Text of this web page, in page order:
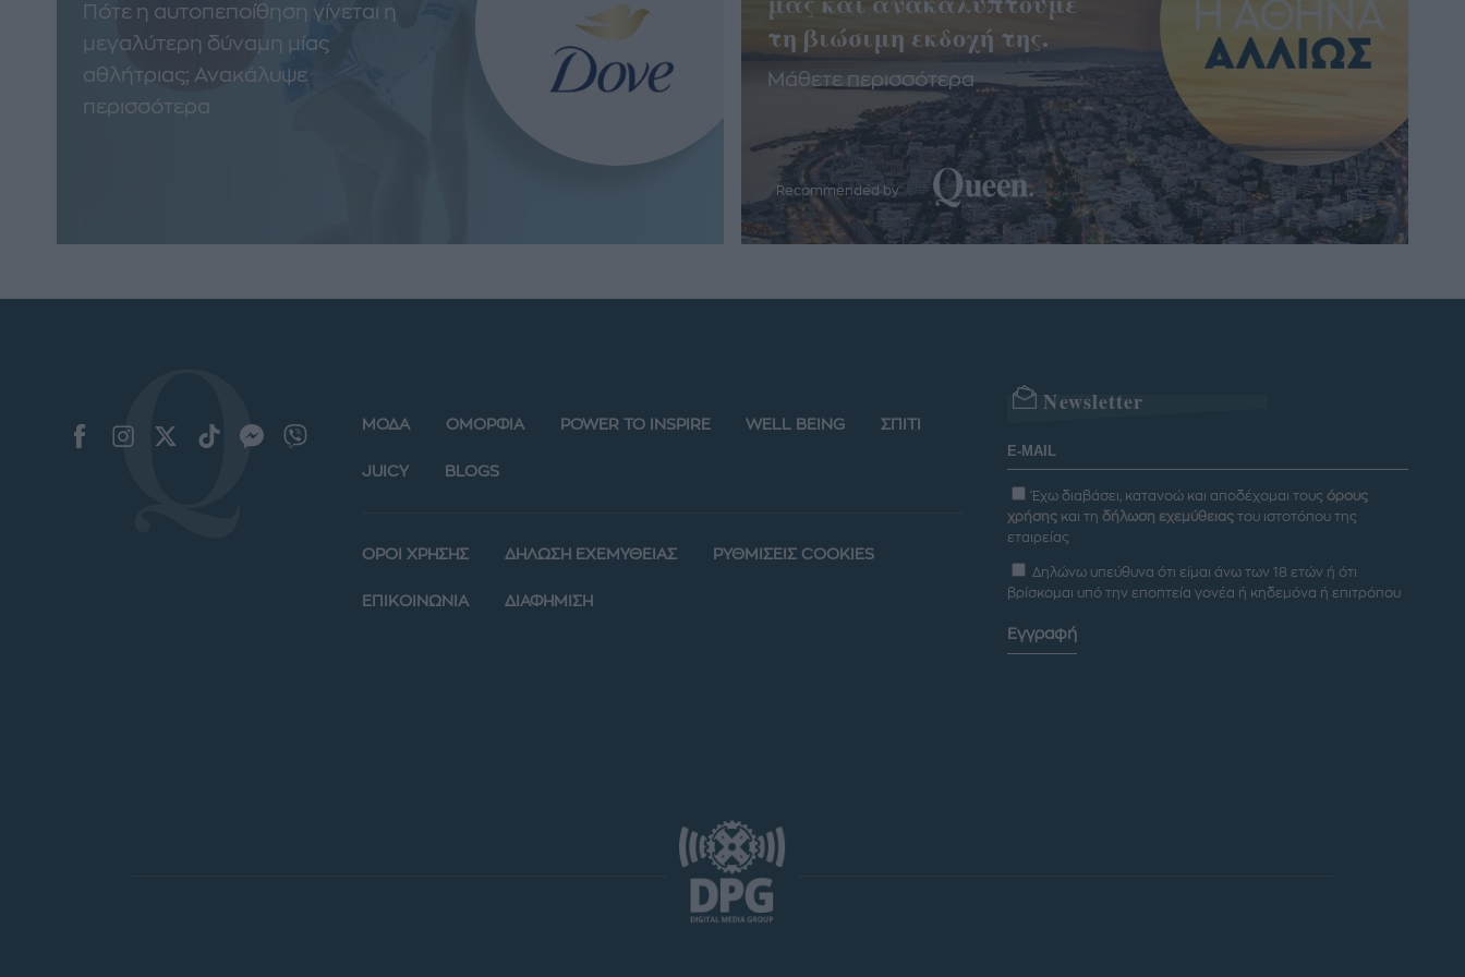
Πότε η αυτοπεποίθηση γίνεται η
μεγαλύτερη δύναμη μίας
αθλήτριας; Ανακάλυψε
περισσότερα
τη βιώσιμη εκδοχή της.
Μάθετε περισσότερα
Recommended by
ΜΟΔΑ ΟΜΟΡΦΙΑ POWER TO INSPIRE WELL BEING ΣΠΙΤΙ
JUICY BLOGS
ΟΡΟΙ ΧΡΗΣΗΣ ΔΗΛΩΣΗ ΕΧΕΜΥΘΕΙΑΣ ΡΥΘΜΙΣΕΙΣ COOKIES
ΕΠΙΚΟΙΝΩΝΙΑ ΔΙΑΦΗΜΙΣΗ
Newsletter
Έχω διαβάσει, κατανοώ και αποδέχομαι τους όρους
χρήσης και τη δήλωση εχεμύθειας του ιστοτόπου της
εταιρείας
Δηλώνω υπεύθυνα ότι είμαι άνω των 18 ετών ή ότι
βρίσκομαι υπό την εποπτεία γονέα ή κηδεμόνα ή επιτρόπου
Εγγραφή